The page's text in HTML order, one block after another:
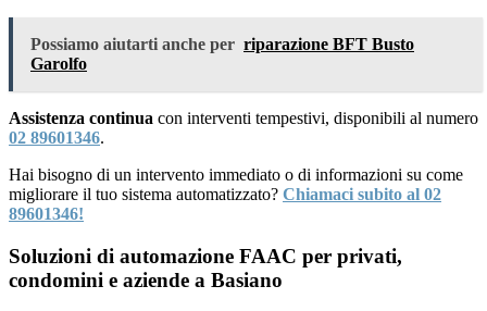
Possiamo aiutarti anche per riparazione BFT Busto
Garolfo
Assistenza continua con interventi tempestivi, disponibili al numero
02 89601346.
Hai bisogno di un intervento immediato o di informazioni su come
migliorare il tuo sistema automatizzato? Chiamaci subito al 02
89601346!
Soluzioni di automazione FAAC per privati,
condomini e aziende a Basiano